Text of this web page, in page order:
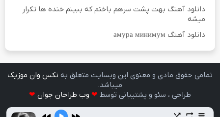
دانلود آهنگ بهت پشت سرهم باختم که ببینم خنده ها تکرار
میشه
دانلود آهنگ амура минимум
تمامی حقوق مادی و معنوی اين وبسايت متعلق به نکس وان موزیک
ميباشد.
طراحی ، سئو و پشتیبانی توسط ❤ وب طراحان جوان ❤